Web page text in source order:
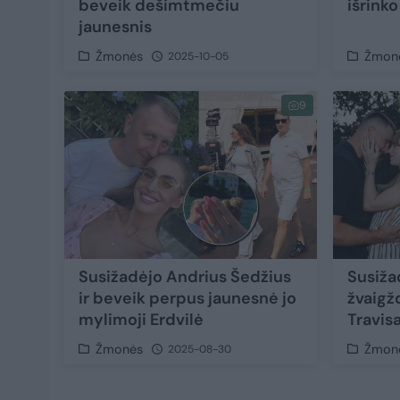
beveik dešimtmečiu
jaunesnis
Žmonės 2025-10-05
9
Susižadėjo Andrius Šedžius
ir beveik perpus jaunesnė jo
mylimoji Erdvilė
Žmonės 2025-08-30